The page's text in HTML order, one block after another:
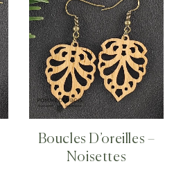
Boucles D’oreilles –
Noisettes